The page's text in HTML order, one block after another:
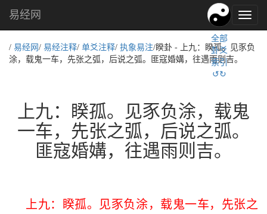
易
经
化,
易经网
全部
卦爻
索引
↺↻
/ 易经网 / 易经注释/ 单爻注释/ 执象易注/睽卦 - 上九：睽孤。见豕负
涂，载鬼一车，先张之弧，后说之弧。匪寇婚媾，往遇雨则吉。
上九：睽孤。见豕负涂，载鬼
一车，先张之弧，后说之弧。
匪寇婚媾，往遇雨则吉。
上九：睽孤。见豕负涂，载鬼一车，先张之